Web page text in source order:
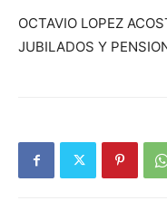
OCTAVIO LOPEZ
JUBILADOS Y